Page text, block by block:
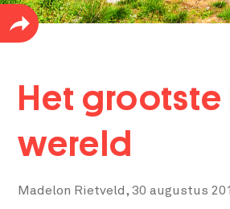
Het grootste
wereld
Madelon Rietveld,30 augustus